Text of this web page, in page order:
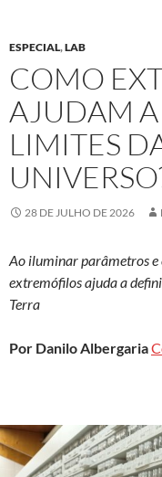
ESPECIAL,LAB
COMO
AJUDAM
LIMITES
28 DE JULHO DE 2026
Ao iluminar parâmetros e
extremófilos ajuda a
Terra
Por Danilo Albergaria